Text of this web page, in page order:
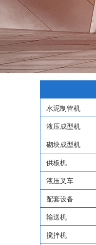
水泥制管机
液压成型机
砌块成型机
供板机
液压叉车
配套设备
输送机
搅拌机